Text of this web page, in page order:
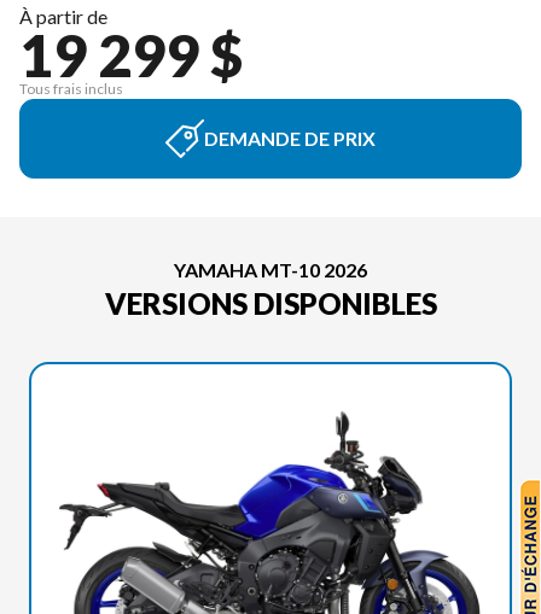
À partir de
19 299 $
Tous frais inclus
DEMANDE DE PRIX
YAMAHA MT-10 2026
VERSIONS DISPONIBLES